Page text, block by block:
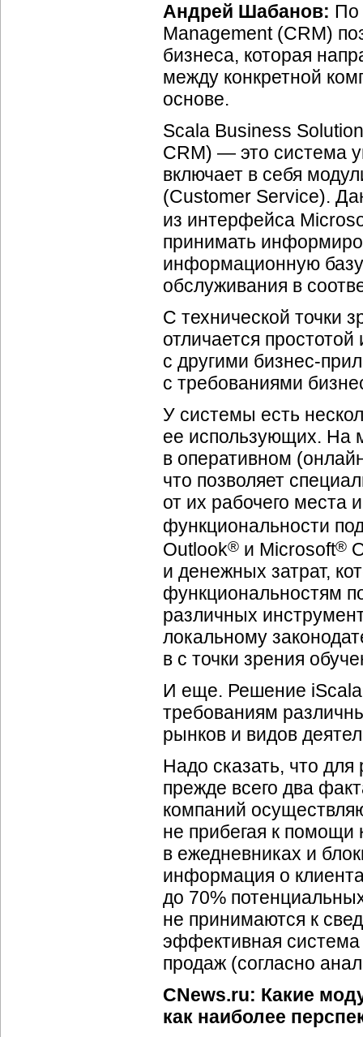
Андрей Шабанов: По
Management (CRM)
бизнеса, которая
между конкретной
основе.
Scala Business
CRM) — это система
включает в себя
(Customer Service).
из интерфейса
принимать
информационную базу
обслуживания в
С технической точки
отличается
с другими бизнес-
с требованиями
У системы есть
ее использующих. На
в оперативном
что позволяет
от их рабочего места
функциональности
Outlook® и Microsoft®
и денежных затрат,
функциональностям
различных
локальному
в с точки зрения
И еще. Решение iScala
требованиям
рынков и видов
Надо сказать, что
прежде всего два
компаний
не прибегая к помощи
в ежедневниках и
информация о
до 70%
не принимаются к
эффективная
продаж (согласно
CNews.ru: Какие
как наиболее